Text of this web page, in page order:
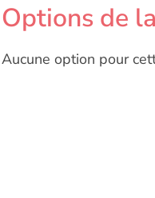
Options de
Aucune option pour